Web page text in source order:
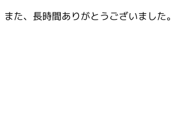
また、長時間ありがとうございました。